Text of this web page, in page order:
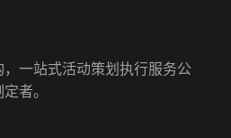
一站式活动策划执行服务公
者。